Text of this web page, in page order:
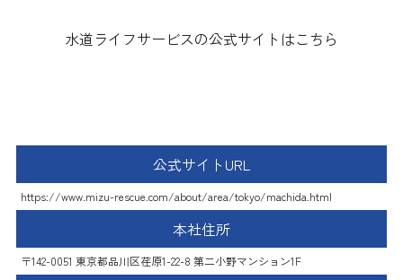
水道ライフサービスの公式サイトはこちら
公式サイトURL
https://www.mizu-rescue.com/about/area/tokyo/machida.html
本社住所
〒142-0051 東京都品川区荏原1-22-8 第二小野マンション1F